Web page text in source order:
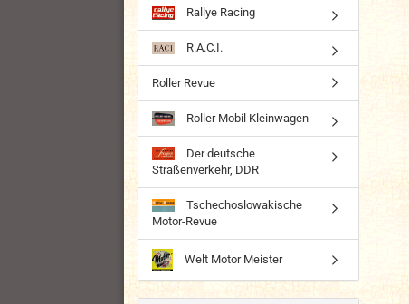
Rallye Racing
R.A.C.I.
Roller Revue
Roller Mobil Kleinwagen
Der deutsche
Straßenverkehr, DDR
Tschechoslowakische
Motor-Revue
Welt Motor Meister